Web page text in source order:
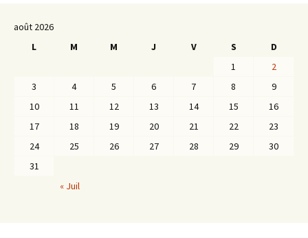
août 2026
L
M M J V S
D
1
2
3
4 5 6 7 8
9
10
11 12 13 14 15
16
17
18 19 20 21 22
23
24
25 26 27 28 29
30
31
« Juil